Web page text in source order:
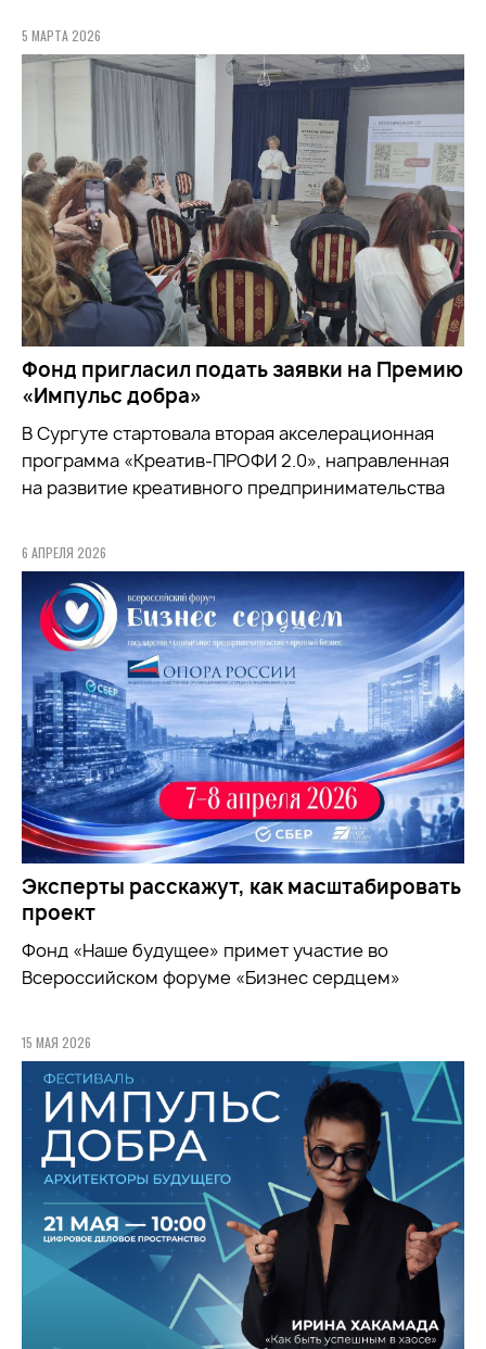
5 МАРТА 2026
Фонд пригласил подать заявки на Премию
«Импульс добра»
В Сургуте стартовала вторая акселерационная
программа «Креатив-ПРОФИ 2.0», направленная
на развитие креативного предпринимательства
6 АПРЕЛЯ 2026
Эксперты расскажут, как масштабировать
проект
Фонд «Наше будущее» примет участие во
Всероссийском форуме «Бизнес сердцем»
15 МАЯ 2026